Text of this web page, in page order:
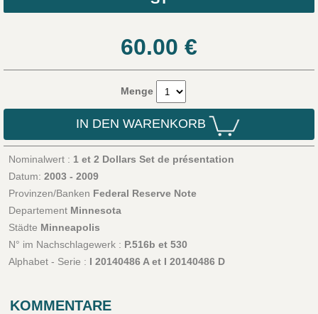
60.00 €
Menge
IN DEN WARENKORB
Nominalwert : 1 et 2 Dollars Set de présentation
Datum: 2003 - 2009
Provinzen/Banken Federal Reserve Note
Departement Minnesota
Städte Minneapolis
N° im Nachschlagewerk : P.516b et 530
Alphabet - Serie : I 20140486 A et I 20140486 D
KOMMENTARE